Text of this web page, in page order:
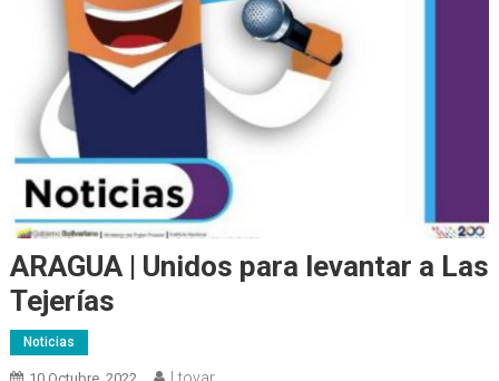
ARAGUA | Unidos para levantar a Las
Tejerías
Noticias